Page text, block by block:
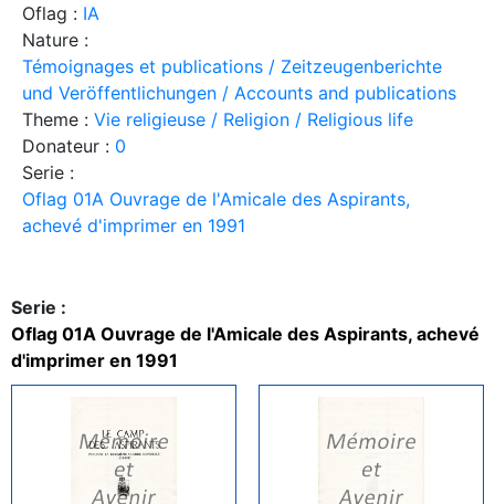
Oflag : IA
Nature :
Témoignages et publications / Zeitzeugenberichte
und Veröffentlichungen / Accounts and publications
Theme : Vie religieuse / Religion / Religious life
Donateur : 0
Serie :
Oflag 01A Ouvrage de l'Amicale des Aspirants,
achevé d'imprimer en 1991
Serie :
Oflag 01A Ouvrage de l'Amicale des Aspirants, achevé
d'imprimer en 1991